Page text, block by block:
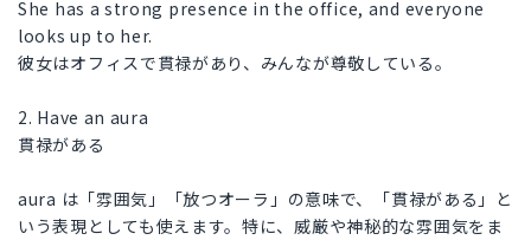
She has a strong presence in the office, and everyone
looks up to her.
彼女はオフィスで貫禄があり、みんなが尊敬している。
2. Have an aura
貫禄がある
aura は「雰囲気」「放つオーラ」の意味で、「貫禄がある」と
いう表現としても使えます。特に、威厳や神秘的な雰囲気をま